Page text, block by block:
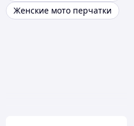
Женские мото перчатки